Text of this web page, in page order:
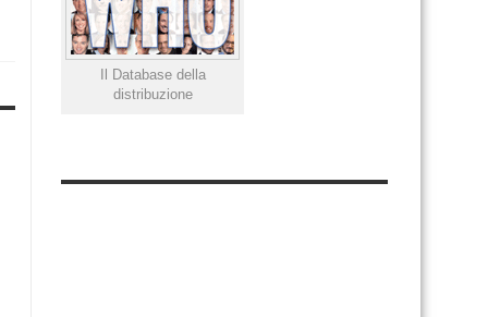
Il Database della
distribuzione